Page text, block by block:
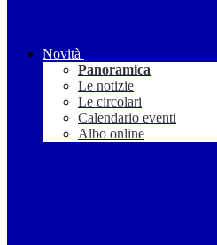
Novità
Panoramica
Le notizie
Le circolari
Calendario eventi
Albo online